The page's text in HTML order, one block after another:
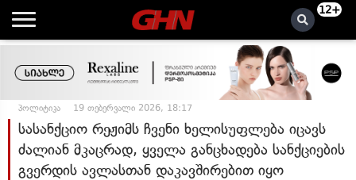
12+
პოლიტიკა 19 თებერვალი 2026, 18:17
სასანქციო რეჟიმს ჩვენი ხელისუფლება იცავს
ძალიან მკაცრად, ყველა განცხადება სანქციების
გვერდის ავლასთან დაკავშირებით იყო